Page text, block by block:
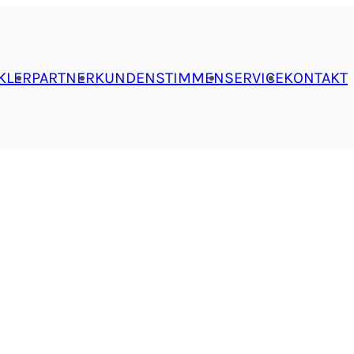
PARTNERKUNDENSTIMMENSERVICEKONTAKT